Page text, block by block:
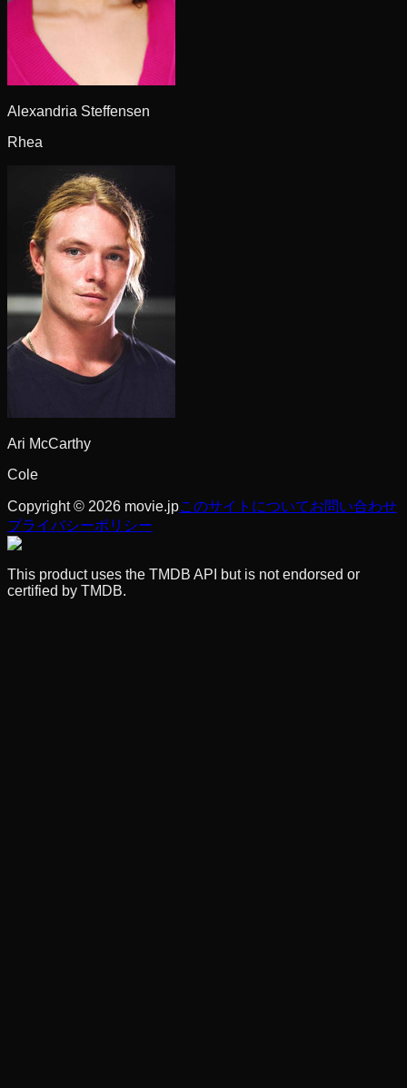
Alexandria Steffensen
Rhea
Ari McCarthy
Cole
Copyright © 2026 movie.jpこのサイトについてお問い合わせ
プライバシーポリシー
This product uses the TMDB API but is not endorsed or
certified by TMDB.